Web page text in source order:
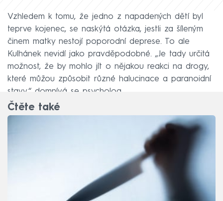
Vzhledem k tomu, že jedno z napadených dětí byl
teprve kojenec, se naskýtá otázka, jestli za šíleným
činem matky nestojí poporodní deprese. To ale
Kulhánek nevidí jako pravděpodobné. „Je tady určitá
možnost, že by mohlo jít o nějakou reakci na drogy,
které můžou způsobit různé halucinace a paranoidní
stavy,“ domnívá se psycholog.
Čtěte také